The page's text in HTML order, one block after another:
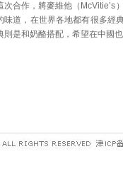
次合作，將麥維他（McVitie’s
味道，在世界各地都有很多經
則是和奶酪搭配，希望在中國